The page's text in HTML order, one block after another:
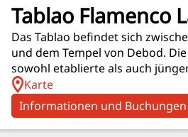
Tablao Flamenco
Das Tablao befindet sich
und dem Tempel von Debod.
sowohl etablierte als auch
Karte
Informationen und Buchungen